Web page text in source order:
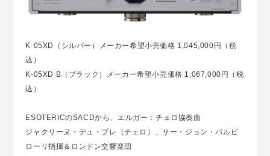
K-05XD（シルバー）メーカー希望小売価格 1,045,000円（税
込）
K-05XD B（ブラック）メーカー希望小売価格 1,067,000円（税
込）
ESOTERICのSACDから、エルガー：チェロ協奏曲
ジャクリーヌ・デュ・プレ（チェロ）、サー・ジョン・バルビ
ローリ指揮＆ロンドン交響楽団